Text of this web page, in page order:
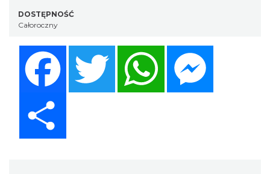
DOSTĘPNOŚĆ
Całoroczny
Twitter WhatsApp